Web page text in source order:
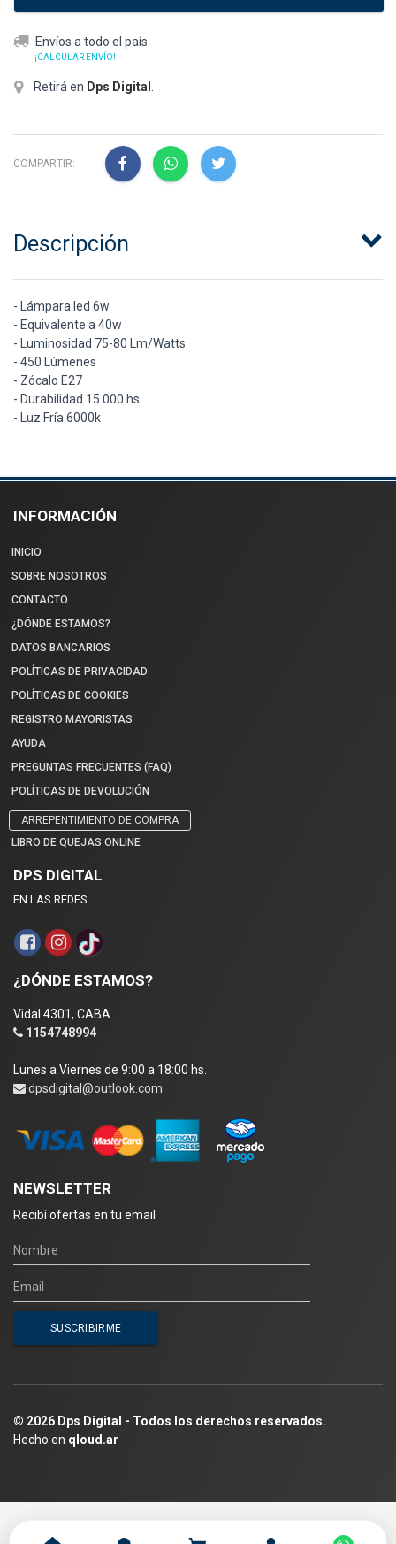
Envíos a todo el país
¡CALCULAR ENVÍO!
Retirá en Dps Digital
COMPARTIR:
Descripción
- Lámpara led 6w
- Equivalente a 40w
- Luminosidad 75-80 Lm/Watts
- 450 Lúmenes
- Zócalo E27
- Durabilidad 15.000 hs
- Luz Fría 6000k
INFORMACIÓN
INICIO
SOBRE NOSOTROS
CONTACTO
¿DÓNDE ESTAMOS?
DATOS BANCARIOS
POLÍTICAS DE PRIVACIDAD
POLÍTICAS DE COOKIES
REGISTRO MAYORISTAS
AYUDA
PREGUNTAS FRECUENTES (FAQ)
POLÍTICAS DE DEVOLUCIÓN
ARREPENTIMIENTO DE COMPRA
LIBRO DE QUEJAS ONLINE
DPS DIGITAL
EN LAS REDES
¿DÓNDE ESTAMOS?
Vidal 4301, CABA
1154748994
Lunes a Viernes de 9:00 a 18:00 hs.
dpsdigital@outlook.com
NEWSLETTER
Recibí ofertas en tu email
© 2026 Dps Digital - Todos los derechos reservados.
Hecho en qloud.ar